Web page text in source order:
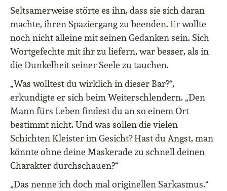
Seltsamerweise störte es ihn, dass sie sich daran
machte, ihren Spaziergang zu beenden. Er wollte
noch nicht alleine mit seinen Gedanken sein. Sich
Wortgefechte mit ihr zu liefern, war besser, als in
die Dunkelheit seiner Seele zu tauchen.
„Was wolltest du wirklich in dieser Bar?“,
erkundigte er sich beim Weiterschlendern. „Den
Mann fürs Leben findest du an so einem Ort
bestimmt nicht. Und was sollen die vielen
Schichten Kleister im Gesicht? Hast du Angst, man
könnte ohne deine Maskerade zu schnell deinen
Charakter durchschauen?“
„Das nenne ich doch mal originellen Sarkasmus.“